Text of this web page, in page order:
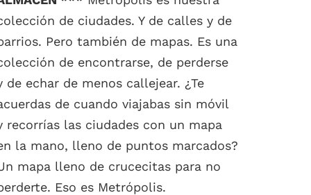
de ciudades. Y de calles y de
Pero también de mapas. Es una
de encontrarse, de perderse
de echar de menos callejear. ¿Te
de cuando viajabas sin móvil
recorrías las ciudades con un mapa
la mano, lleno de puntos marcados?
mapa lleno de crucecitas para no
Eso es Metrópolis.